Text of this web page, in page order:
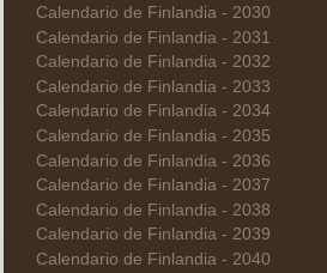
Calendario de Finlandia - 2030
Calendario de Finlandia - 2031
Calendario de Finlandia - 2032
Calendario de Finlandia - 2033
Calendario de Finlandia - 2034
Calendario de Finlandia - 2035
Calendario de Finlandia - 2036
Calendario de Finlandia - 2037
Calendario de Finlandia - 2038
Calendario de Finlandia - 2039
Calendario de Finlandia - 2040